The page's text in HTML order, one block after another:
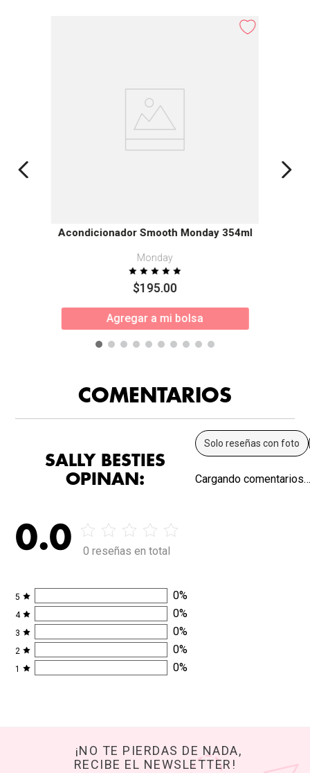
Acondicionador Smooth Monday 354ml
Monday
$195.00
Agregar a mi bolsa
COMENTARIOS
SALLY BESTIES
OPINAN:
0.0 0 reseñas en total
5 0%
4 0%
3 0%
2 0%
1 0%
Solo reseñas con foto
Cargando
¡NO TE PIERDAS DE NADA,
RECIBE EL NEWSLETTER!